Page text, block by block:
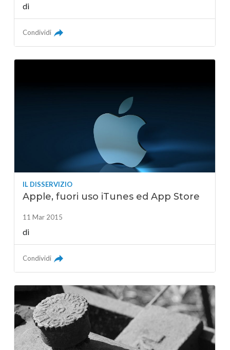
di
Condividi
IL DISSERVIZIO
Apple, fuori uso iTunes ed App Store
11 Mar 2015
di
Condividi